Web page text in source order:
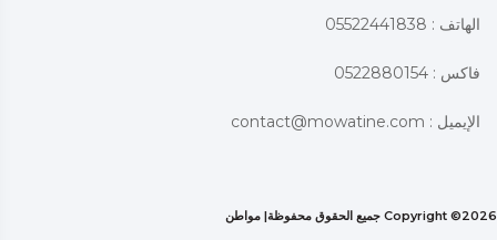
الهاتف : 05522441838
فاكس : 0522880154
الإيميل : contact@mowatine.com
Copyright ©2026 جميع الحقوق محفوظة| مواطن